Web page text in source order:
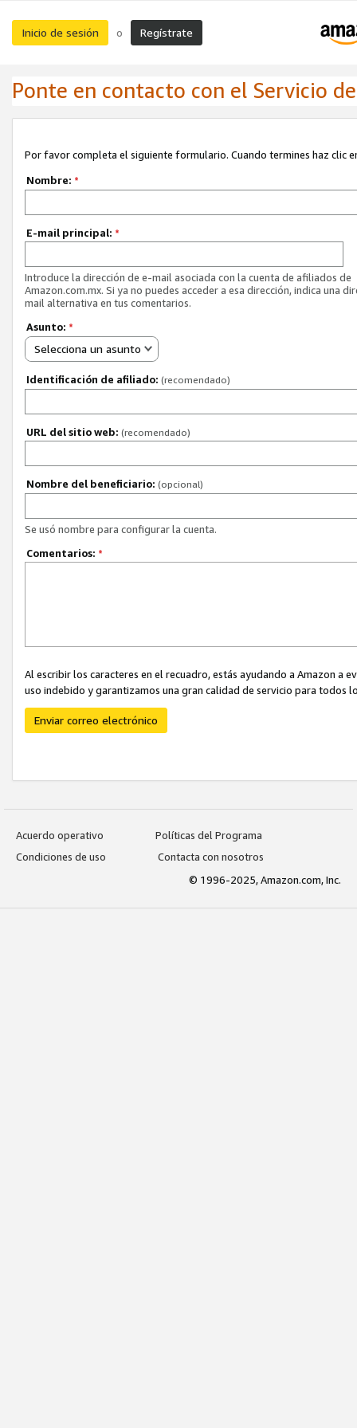
Inicio de sesión o Regístrate
Ponte en contacto con el Servicio
Por favor completa el siguiente formulario. Cuando termines haz clic
Nombre: *
E-mail principal: *
Introduce la dirección de e-mail asociada con la cuenta de afiliados de
Amazon.com.mx. Si ya no puedes acceder a esa dirección, indica una
mail alternativa en tus comentarios.
Asunto: *
Selecciona un asunto
Identificación de afiliado: (recomendado)
URL del sitio web: (recomendado)
Nombre del beneficiario: (opcional)
Se usó nombre para configurar la cuenta.
Comentarios: *
Al escribir los caracteres en el recuadro, estás ayudando a Amazon
uso indebido y garantizamos una gran calidad de servicio para todos
Enviar correo electrónico
Acuerdo operativo
Políticas del Programa
Condiciones de uso
Contacta con nosotros
© 1996-2025, Amazon.com, Inc.